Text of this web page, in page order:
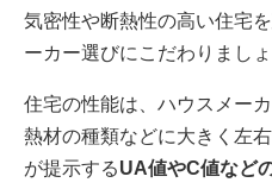
気密性や断熱性の高い住宅
ーカー選びにこだわりましょ
住宅の性能は、ハウスメー
熱材の種類などに大きく左
が提示するUA値やC値など